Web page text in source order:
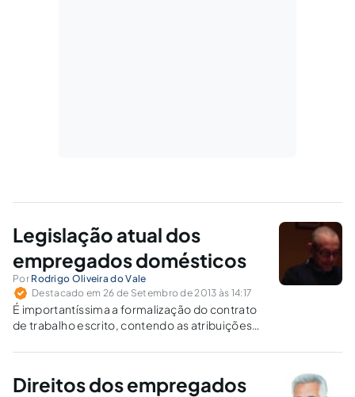
Legislação atual dos
empregados domésticos
Por Rodrigo Oliveira do Vale
Destacado em 26 de Setembro de 2013 às 14:17
É importantíssima a formalização do contrato
de trabalho escrito, contendo as atribuições
Súmula 85 do TST quanto à jornada
empregado fica à disposição.
Direitos dos empregados